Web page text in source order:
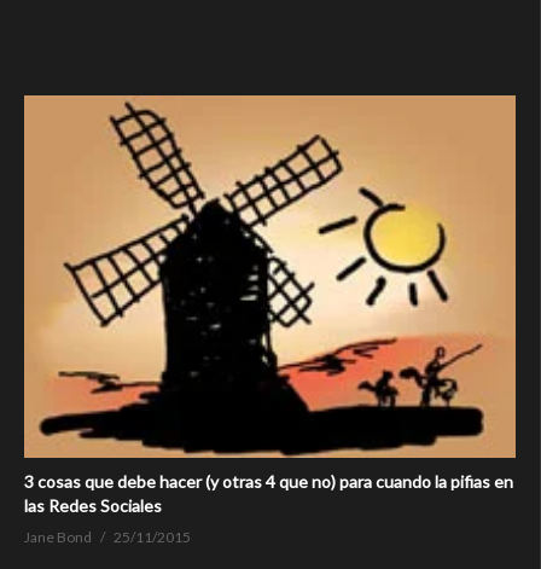
3 cosas que debe hacer (y otras 4 que no) para cuando la pifias en
las Redes Sociales
Jane Bond 25/11/2015